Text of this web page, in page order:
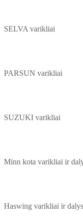
SELVA varikliai
PARSUN varikliai
SUZUKI varikliai
Minn kota varikliai ir
Haswing varikliai ir dalys